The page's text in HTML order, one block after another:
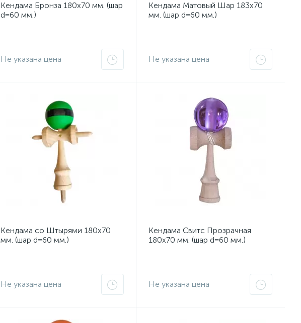
Кендама Бронза 180x70 мм. (шар
d=60 мм.)
Не указана цена
Кендама Матовый Шар 183x70
мм. (шар d=60 мм.)
Не указана цена
Кендама со Штырями 180x70
мм. (шар d=60 мм.)
Не указана цена
Кендама Свитс Прозрачная
180x70 мм. (шар d=60 мм.)
Не указана цена